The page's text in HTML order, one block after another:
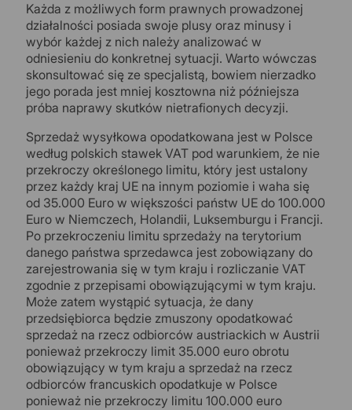
Każda z możliwych form prawnych prowadzonej
działalności posiada swoje plusy oraz minusy i
wybór każdej z nich należy analizować w
odniesieniu do konkretnej sytuacji. Warto wówczas
skonsultować się ze specjalistą, bowiem nierzadko
jego porada jest mniej kosztowna niż późniejsza
próba naprawy skutków nietrafionych decyzji.
Sprzedaż wysyłkowa opodatkowana jest w Polsce
według polskich stawek VAT pod warunkiem, że nie
przekroczy określonego limitu, który jest ustalony
przez każdy kraj UE na innym poziomie i waha się
od 35.000 Euro w większości państw UE do 100.000
Euro w Niemczech, Holandii, Luksemburgu i Francji.
Po przekroczeniu limitu sprzedaży na terytorium
danego państwa sprzedawca jest zobowiązany do
zarejestrowania się w tym kraju i rozliczanie VAT
zgodnie z przepisami obowiązującymi w tym kraju.
Może zatem wystąpić sytuacja, że dany
przedsiębiorca będzie zmuszony opodatkować
sprzedaż na rzecz odbiorców austriackich w Austrii
ponieważ przekroczy limit 35.000 euro obrotu
obowiązujący w tym kraju a sprzedaż na rzecz
odbiorców francuskich opodatkuje w Polsce
ponieważ nie przekroczy limitu 100.000 euro